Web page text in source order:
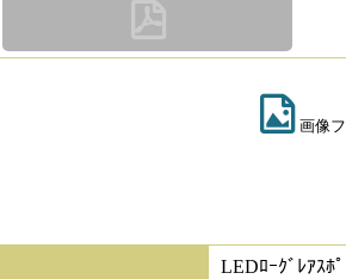
画像
LEDﾛｰｸﾞﾚｱｽﾎ